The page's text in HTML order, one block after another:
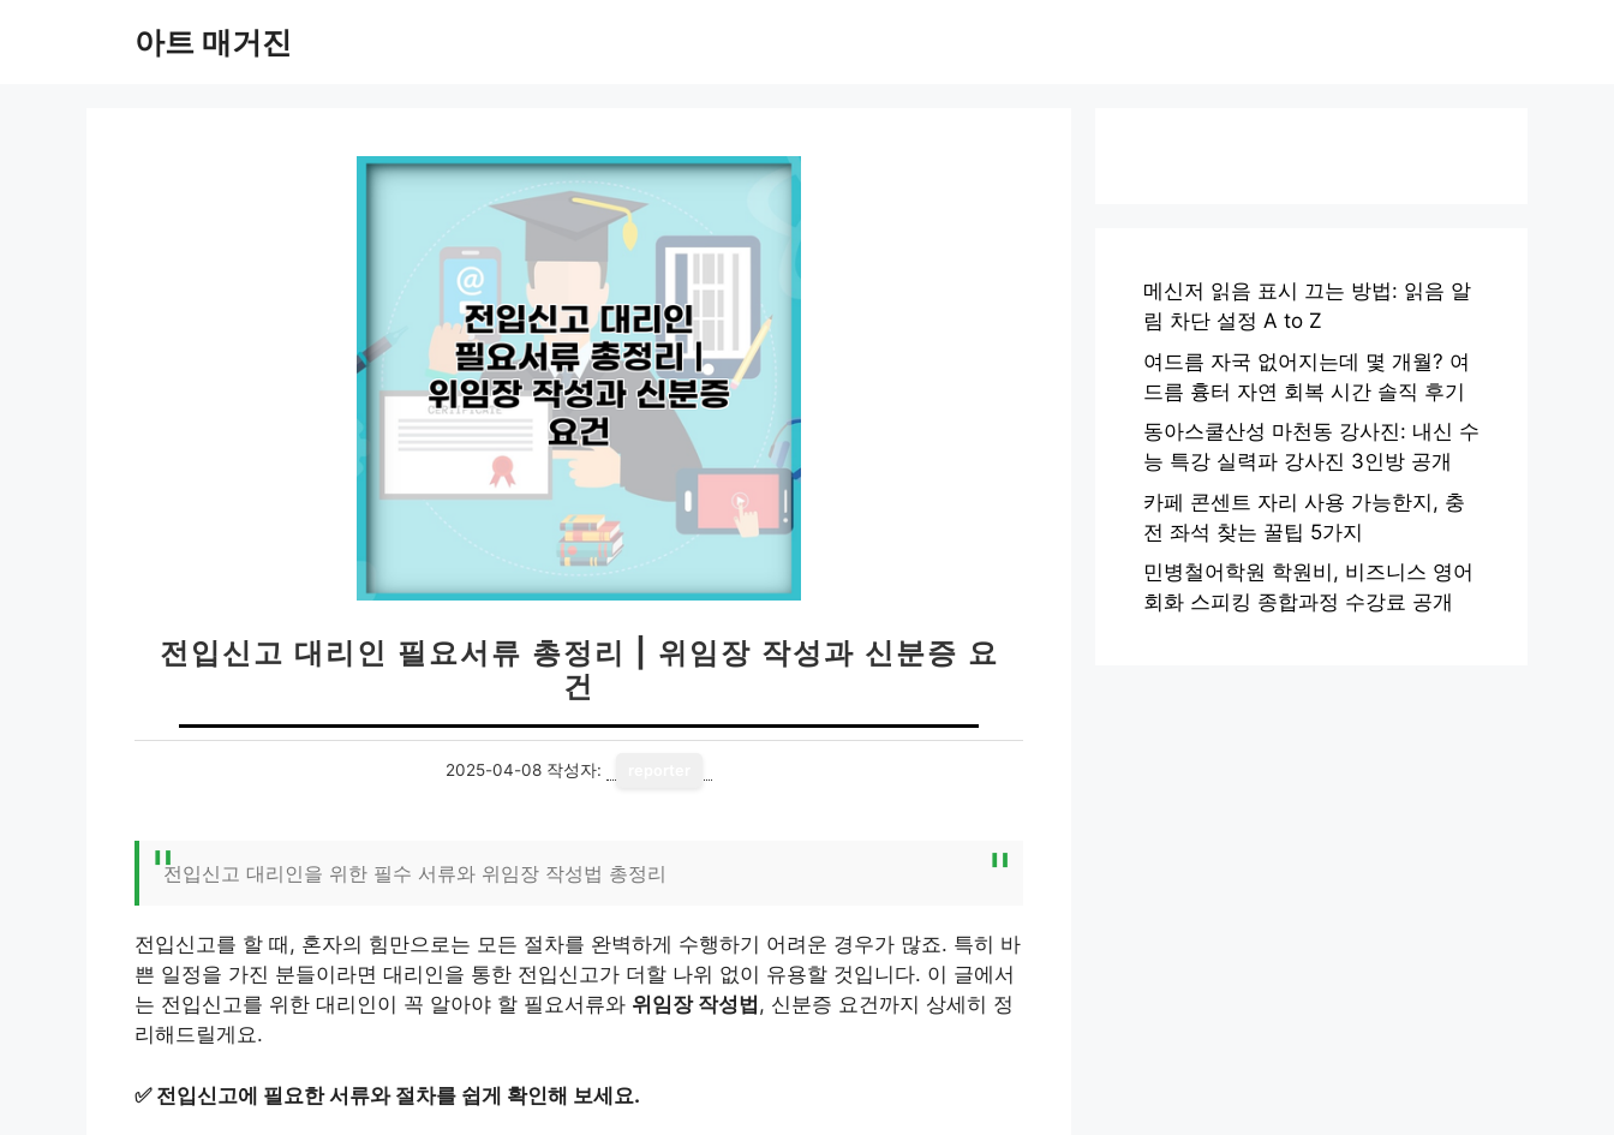
아트 매거진
전입신고 대리인 필요서류 총정리 | 위임장 작성과 신분증 요
건
2025-04-08 작성자:
전입신고 대리인을 위한 필수 서류와 위임장 작성법 총정리
전입신고를 할 때, 혼자의 힘만으로는 모든 절차를 완벽하게 수행하기 어려운 경우가 많죠. 특히 바
쁜 일정을 가진 분들이라면 대리인을 통한 전입신고가 더할 나위 없이 유용할 것입니다. 이 글에서
는 전입신고를 위한 대리인이 꼭 알아야 할 필요서류와 위임장 작성법 , 신분증 요건까지 상세히 정
리해드릴게요.
✅ 전입신고에 필요한 서류와 절차를 쉽게 확인해 보세요.
메신저 읽음 표시 끄는 방법: 읽음 알
림 차단 설정 A to Z
여드름 자국 없어지는데 몇 개월? 여
드름 흉터 자연 회복 시간 솔직 후기
동아스쿨산성 마천동 강사진: 내신 수
능 특강 실력파 강사진 3인방 공개
카페 콘센트 자리 사용 가능한지, 충
전 좌석 찾는 꿀팁 5가지
민병철어학원 학원비, 비즈니스 영어
회화 스피킹 종합과정 수강료 공개